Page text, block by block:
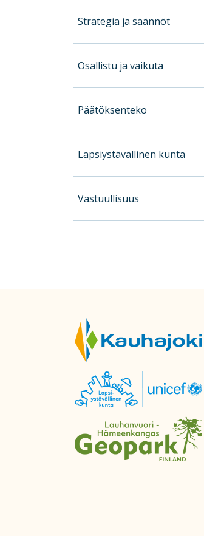
Strategia ja säännöt
Osallistu ja vaikuta
Päätöksenteko
Lapsiystävällinen kunta
Vastuullisuus